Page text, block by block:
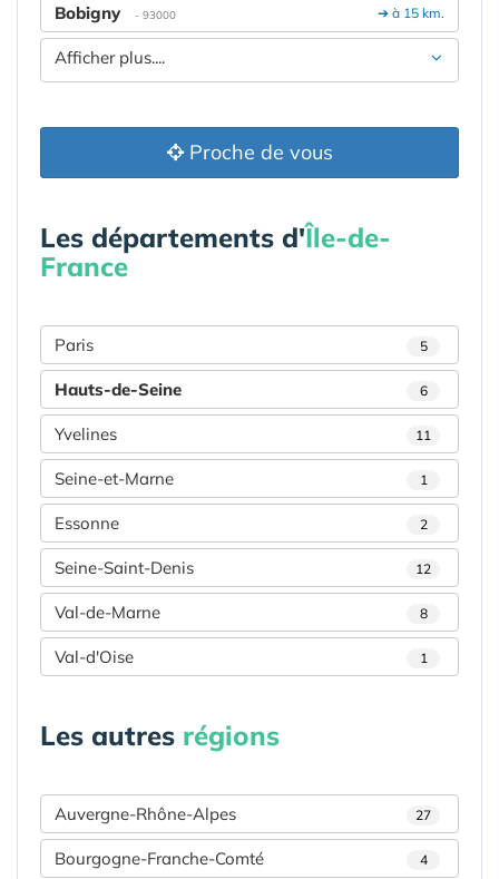
➔ à 15 km.
Bobigny - 93000
Afficher plus....
Proche de vous
Les départements d'Île-de-
France
Paris 5
Hauts-de-Seine 6
Yvelines 11
Seine-et-Marne 1
Essonne 2
Seine-Saint-Denis 12
Val-de-Marne 8
Val-d'Oise 1
Les autres régions
Auvergne-Rhône-Alpes 27
Bourgogne-Franche-Comté 4